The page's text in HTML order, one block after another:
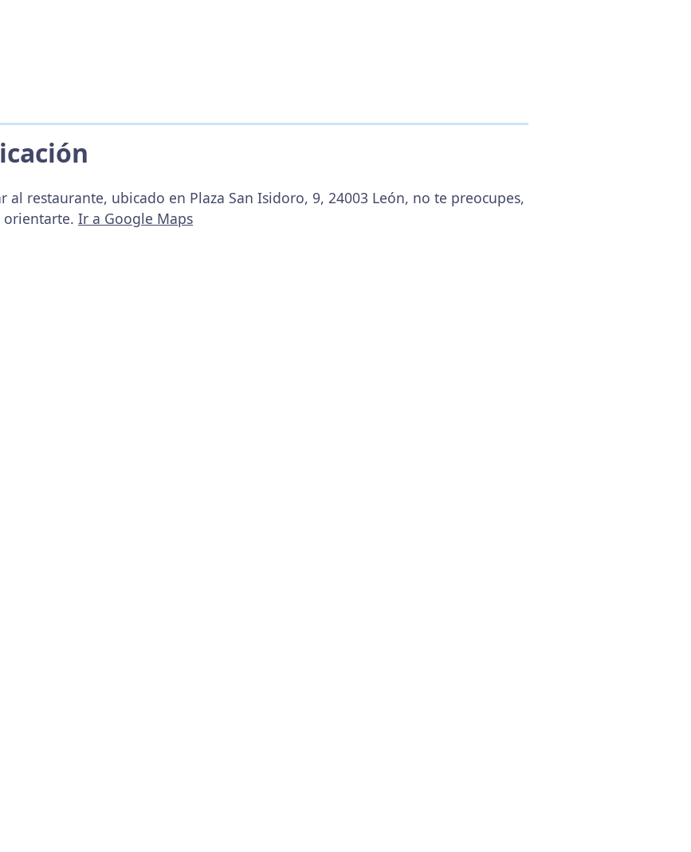
al restaurante, ubicado en Plaza San Isidoro, 9, 24003 León, no te preocupes,
orientarte. Ir a Google Maps